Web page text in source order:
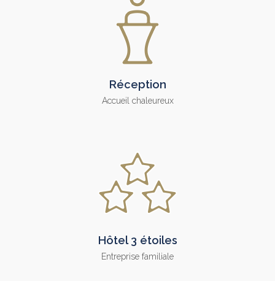
Réception
Accueil chaleureux
Hôtel 3 étoiles
Entreprise familiale